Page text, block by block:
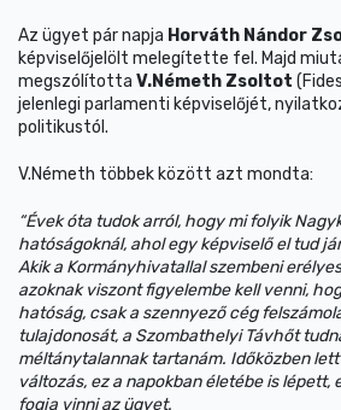
Az ügyet pár napja Horváth Nándor
képviselőjelölt melegítette fel. Majd
megszólította V.Németh Zsoltot
jelenlegi parlamenti képviselőjét,
politikustól.
V.Németh többek között azt mondta:
“Évek óta tudok arról, hogy mi folyik
hatóságoknál, ahol egy képviselő el tud
Akik a Kormányhivatallal szembeni
azoknak viszont figyelembe kell venni,
hatóság, csak a szennyező cég
tulajdonosát, a Szombathelyi Távhőt
méltánytalannak tartanám. Időközben
változás, ez a napokban életébe is lépett,
fogja vinni az ügyet.